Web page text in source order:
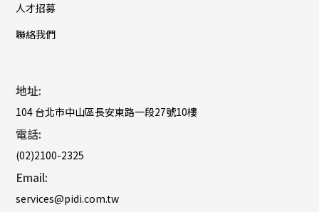
人才招募
聯絡我們
地址:
104 台北市中山區長安東路一段27號10樓
電話:
(02)2100-2325
Email:
services@pidi.com.tw